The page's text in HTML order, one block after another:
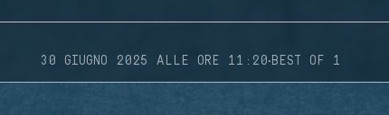
30 GIUGNO 2025 ALLE ORE 11:20·BEST OF 1